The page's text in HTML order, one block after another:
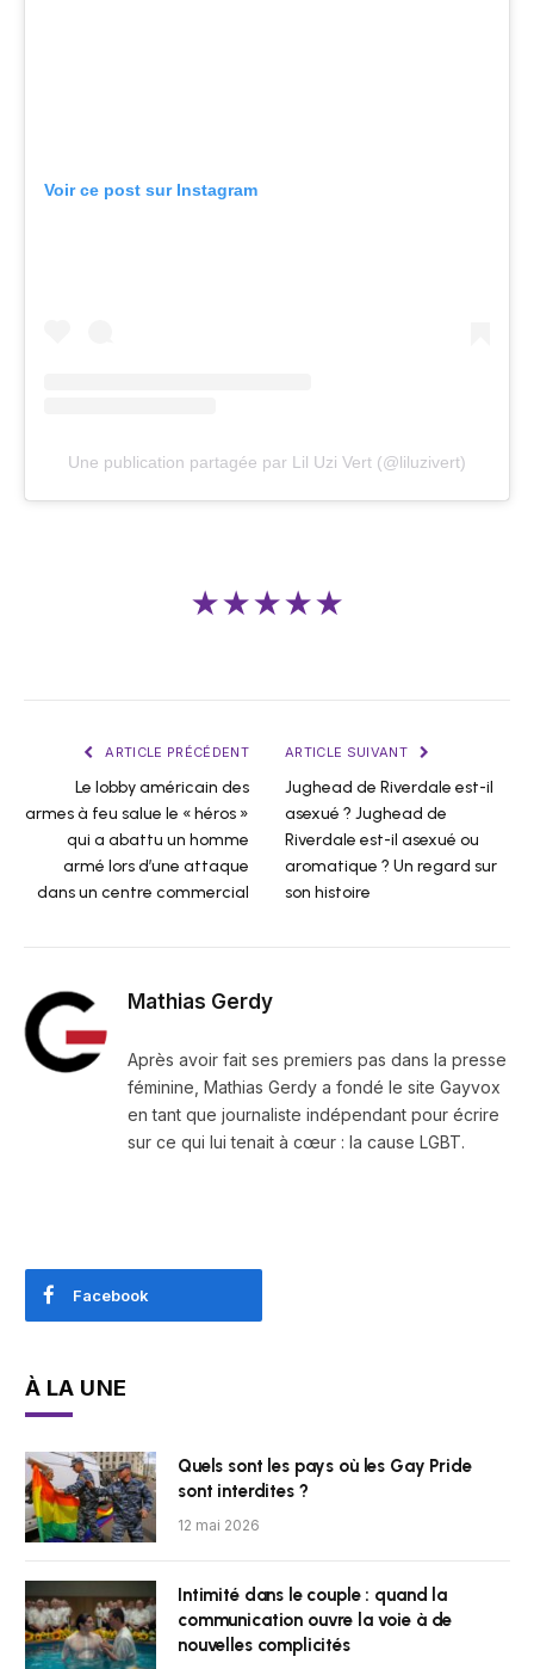
Voir ce post sur Instagram
Une publication partagée par Lil Uzi Vert (@liluzivert)
★★★★★
ARTICLE PRÉCÉDENT
Le lobby américain des
armes à feu salue le « héros »
qui a abattu un homme
armé lors d’une attaque
dans un centre commercial
ARTICLE SUIVANT
Jughead de Riverdale est-il
asexué ? Jughead de
Riverdale est-il asexué ou
aromatique ? Un regard sur
son histoire
Mathias Gerdy
Après avoir fait ses premiers pas dans la presse
féminine, Mathias Gerdy a fondé le site Gayvox
en tant que journaliste indépendant pour écrire
sur ce qui lui tenait à cœur : la cause LGBT.
Facebook
À LA UNE
Quels sont les pays où les Gay Pride
sont interdites ?
12 mai 2026
Intimité dans le couple : quand la
communication ouvre la voie à de
nouvelles complicités